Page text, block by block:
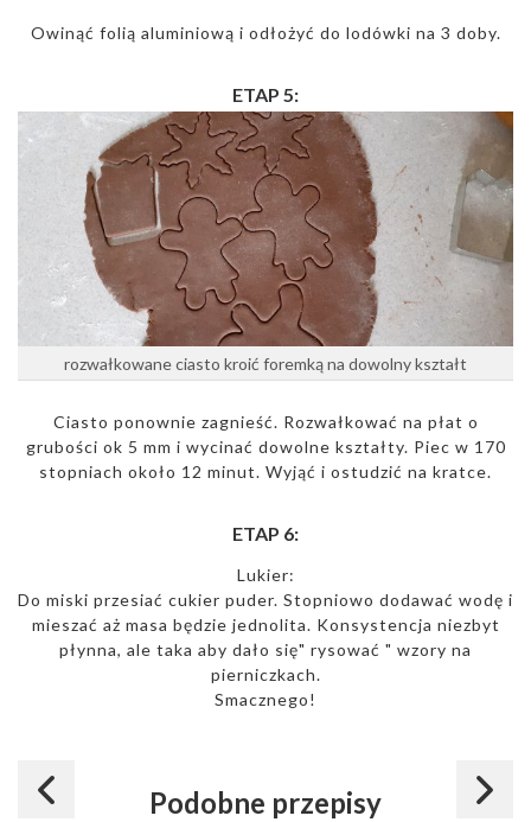
Owinąć folią aluminiową i odłożyć do lodówki na 3 doby.
ETAP 5:
rozwałkowane ciasto kroić foremką na dowolny kształt
Ciasto ponownie zagnieść. Rozwałkować na płat o
grubości ok 5 mm i wycinać dowolne kształty. Piec w 170
stopniach około 12 minut. Wyjąć i ostudzić na kratce.
ETAP 6:
Lukier:
Do miski przesiać cukier puder. Stopniowo dodawać wodę i
mieszać aż masa będzie jednolita. Konsystencja niezbyt
płynna, ale taka aby dało się" rysować " wzory na
pierniczkach.
Smacznego!
Podobne przepisy